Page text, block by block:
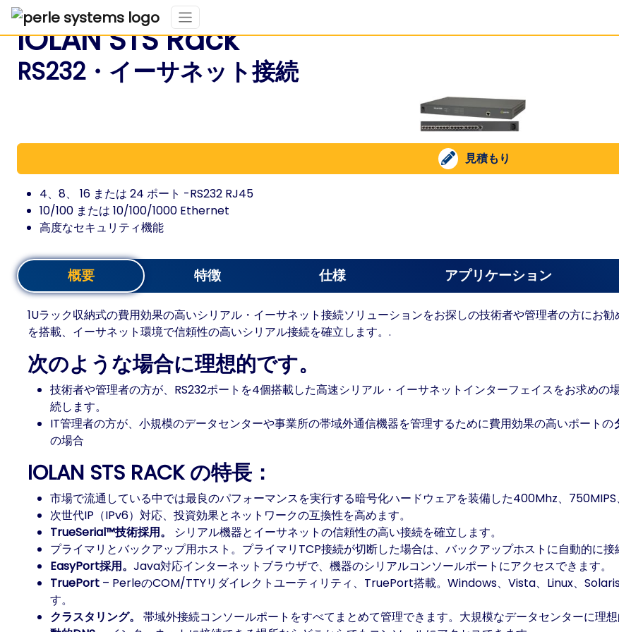
IOLAN STS Rack
RS232・イーサネット接続
見積もり
4、8、 16 または 24 ポート -RS232 RJ45
10/100 または 10/100/1000 Ethernet
高度なセキュリティ機能
概要 特徴 仕様 アプリケーション
1Uラック収納式の費用効果の高いシリアル・イーサネット接続ソリューションをお探しの技術者や管理者の方にお
を搭載、イーサネット環境で信頼性の高いシリアル接続を確立します。.
次のような場合に理想的です。
技術者や管理者の方が、RS232ポートを4個搭載した高速シリアル・イーサネットインターフェイスをお求め
続します。
IT管理者の方が、小規模のデータセンターや事業所の帯域外通信機器を管理するために費用効果の高いポートの
の場合
IOLAN STS RACK の特長：
市場で流通している中では最良のパフォーマンスを実行する暗号化ハードウェアを装備した400Mhz、
次世代IP（IPv6）対応、投資効果とネットワークの互換性を高めます。
TrueSerial™技術採用。
シリアル機器とイーサネットの信頼性の高い接続を確立します。
プライマリとバックアップ用ホスト。プライマリTCP接続が切断した場合は、バックアップホストに自動的に接
EasyPort採用。 Java対応インターネットブラウザで、機器のシリアルコンソールポートにアクセスできます。
TruePort – PerleのCOM/TTYリダイレクトユーティリティ、TruePort搭載。Windows、Vista、Linux、
す。
クラスタリング。
帯域外接続コンソールポートをすべてまとめて管理できます。大規模なデータセンターに